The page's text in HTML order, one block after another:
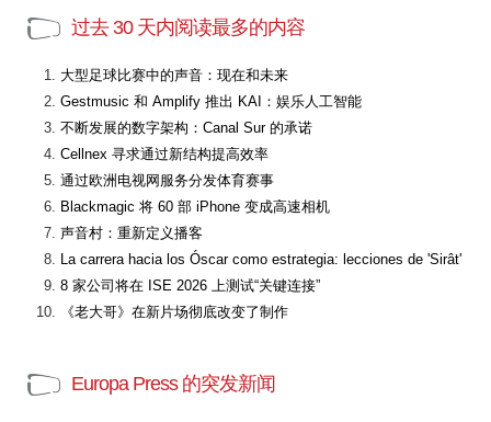
过去 30 天内阅读最多的内容
大型足球比赛中的声音：现在和未来
Gestmusic 和 Amplify 推出 KAI：娱乐人工智能
不断发展的数字架构：Canal Sur 的承诺
Cellnex 寻求通过新结构提高效率
通过欧洲电视网服务分发体育赛事
Blackmagic 将 60 部 iPhone 变成高速相机
声音村：重新定义播客
La carrera hacia los Óscar como estrategia: lecciones de 'Sirât'
8 家公司将在 ISE 2026 上测试“关键连接”
《老大哥》在新片场彻底改变了制作
Europa Press 的突发新闻